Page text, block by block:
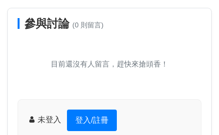
參與討論 (0 則留言)
目前還沒有人留言，趕快來搶頭香！
未登入 登入/註冊